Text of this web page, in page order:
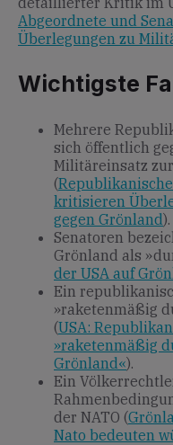
Abgeordnete und
Überlegungen zu
Wichtigste
Mehrere
sich öffentlich
Militäreinsatz
(
kritisieren
gegen Grönland).
Senatoren
Grönland als
der USA auf
Ein
»raketenmäßig
(USA:
»raketenmäßig
Grönland«).
Ein
der NATO (
Nato bedeuten